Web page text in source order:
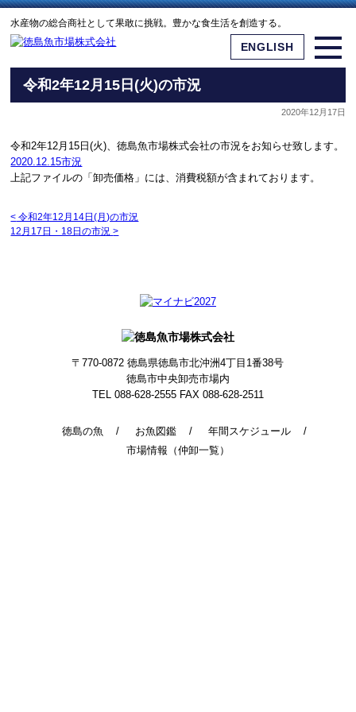
水産物の総合商社として果敢に挑戦。豊かな食生活を創造する。
ENGLISH
令和2年12月15日(火)の市況
2020年12月17日
令和2年12月15日(火)、徳島魚市場株式会社の市況をお知らせ致します。
2020.12.15市況
上記ファイルの「卸売価格」には、消費税額が含まれております。
< 令和2年12月14日(月)の市況
12月17日・18日の市況>
徳島の魚 お魚図鑑
年間スケジュール
市場情報（仲卸一覧）
〒770-0872徳島県徳島市北沖洲4丁目1番38号
徳島市中央卸売市場内
TEL 088-628-2555 FAX 088-628-2511